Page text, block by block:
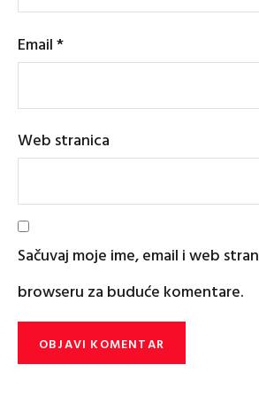
Email*
Web stranica
Sačuvaj moje ime, email i web
browseru za buduće komentare.